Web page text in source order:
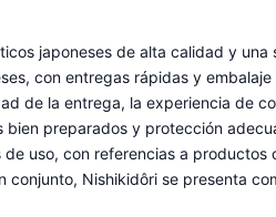
japoneses de alta calidad y una
con entregas rápidas y
de la entrega, la experiencia de
preparados y protección
uso, con referencias a productos
conjunto, Nishikidôri se presenta